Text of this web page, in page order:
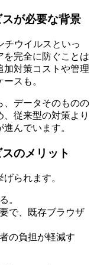
が必要な背景
チウイルスといっ
を完全に防ぐことは
加対策コストや管理
スも。
、データそのものの
従来型の対策より
んでいます。
のメリット
られます。
。
で、既存ブラウザ
の負担が軽減す